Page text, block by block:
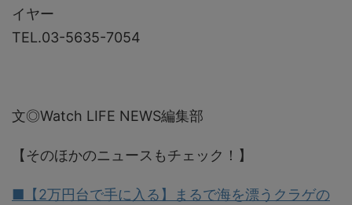
イヤー
TEL.03-5635-7054
文◎Watch LIFE NEWS編集部
【そのほかのニュースもチェック！】
■【2万円台で手に入る】まるで海を漂うクラゲの